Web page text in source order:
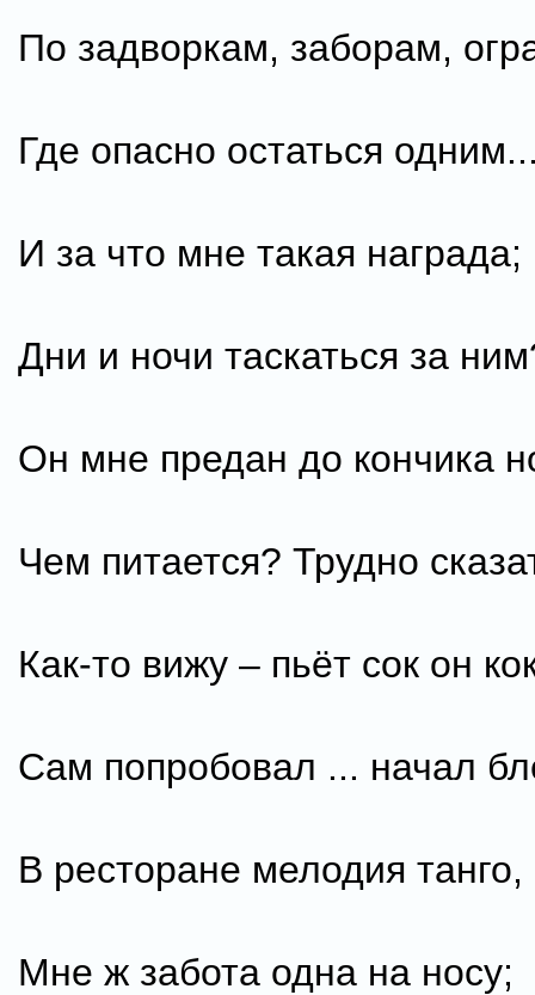
По задворкам, заборам,
Где опасно остаться
И за что мне такая награда;
Дни и ночи таскаться за
Он мне предан до кончика
Чем питается? Трудно
Как-то вижу – пьёт сок он
Сам попробовал ... начал
В ресторане мелодия танго,
Мне ж забота одна на носу;